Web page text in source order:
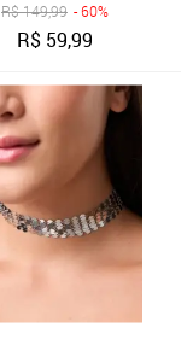
R$149,99 - 60%
R$ 59,99